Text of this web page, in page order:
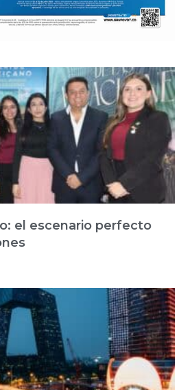
el escenario perfecto